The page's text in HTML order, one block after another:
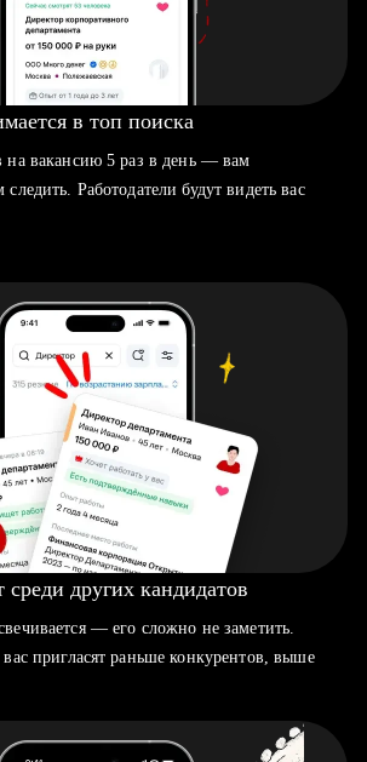
в топ поиска
на вакансию 5 раз в день — вам
Работодатели будут видеть вас
других кандидатов
— его сложно не заметить.
вас пригласят раньше конкурентов, выше